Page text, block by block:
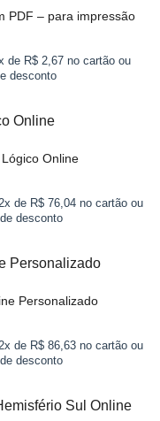
PDF – para impressão
de R$ 2,67 no cartão ou
desconto
Online
de R$ 76,04 no cartão ou
desconto
Personalizado
de R$ 86,63 no cartão ou
desconto